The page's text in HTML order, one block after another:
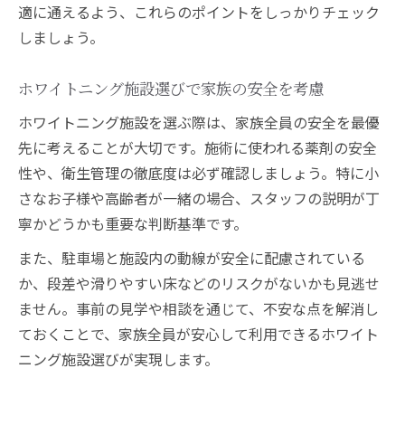
適に通えるよう、これらのポイントをしっかりチェック
しましょう。
ホワイトニング施設選びで家族の安全を考慮
ホワイトニング施設を選ぶ際は、家族全員の安全を最優
先に考えることが大切です。施術に使われる薬剤の安全
性や、衛生管理の徹底度は必ず確認しましょう。特に小
さなお子様や高齢者が一緒の場合、スタッフの説明が丁
寧かどうかも重要な判断基準です。
また、駐車場と施設内の動線が安全に配慮されている
か、段差や滑りやすい床などのリスクがないかも見逃せ
ません。事前の見学や相談を通じて、不安な点を解消し
ておくことで、家族全員が安心して利用できるホワイト
ニング施設選びが実現します。